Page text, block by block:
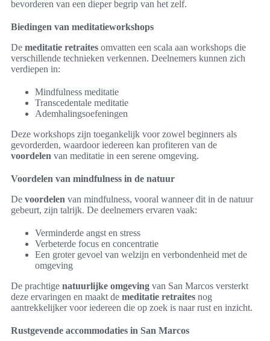
bevorderen van een dieper begrip van het zelf.
Biedingen van meditatieworkshops
De meditatie retraites omvatten een scala aan workshops die
verschillende technieken verkennen. Deelnemers kunnen zich
verdiepen in:
Mindfulness meditatie
Transcedentale meditatie
Ademhalingsoefeningen
Deze workshops zijn toegankelijk voor zowel beginners als
gevorderden, waardoor iedereen kan profiteren van de
voordelen van meditatie in een serene omgeving.
Voordelen van mindfulness in de natuur
De voordelen van mindfulness, vooral wanneer dit in de natuur
gebeurt, zijn talrijk. De deelnemers ervaren vaak:
Verminderde angst en stress
Verbeterde focus en concentratie
Een groter gevoel van welzijn en verbondenheid met de
omgeving
De prachtige natuurlijke omgeving van San Marcos versterkt
deze ervaringen en maakt de meditatie retraites nog
aantrekkelijker voor iedereen die op zoek is naar rust en inzicht.
Rustgevende accommodaties in San Marcos